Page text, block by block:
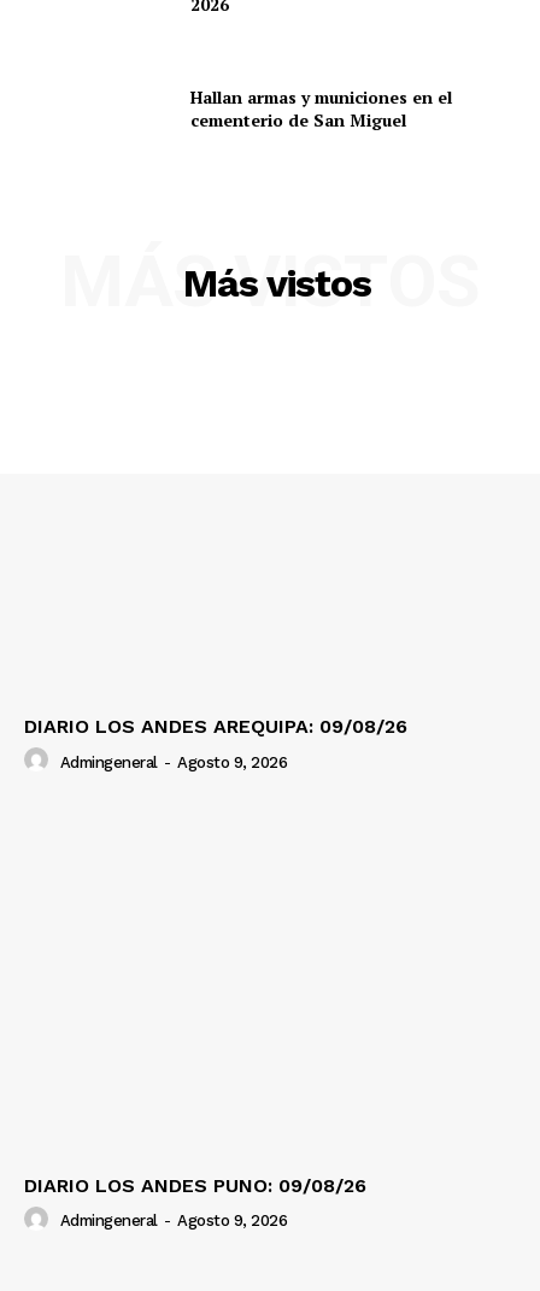
Hallan armas y municiones en el
cementerio de San Miguel
Más vistos
MÁS VISTOS
DIARIO LOS ANDES AREQUIPA: 09/08/26
Admingeneral - Agosto 9, 2026
DIARIO LOS ANDES PUNO: 09/08/26
Admingeneral - Agosto 9, 2026